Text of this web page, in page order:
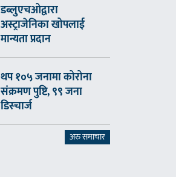
डब्लुएचओद्वारा
अस्ट्राजेनिका खोपलाई
मान्यता प्रदान
थप १०५ जनामा कोरोना
संक्रमण पुष्टि, ९९ जना
डिस्चार्ज
अरु समाचार